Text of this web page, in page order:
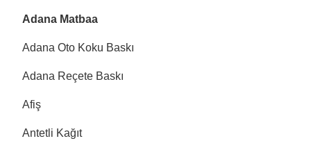
Adana Matbaa
Adana Oto Koku Baskı
Adana Reçete Baskı
Afiş
Antetli Kağıt